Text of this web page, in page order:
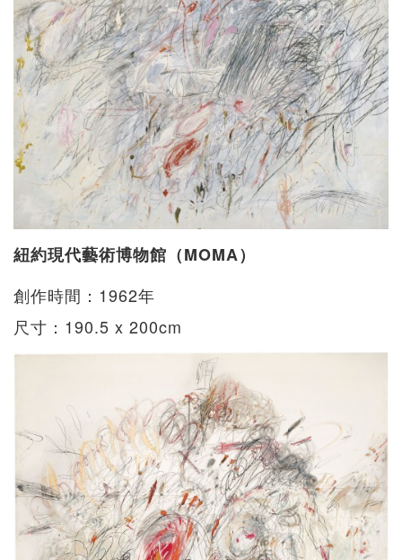
紐約現代藝術博物館（MOMA）
創作時間：1962年
尺寸：190.5 x 200cm